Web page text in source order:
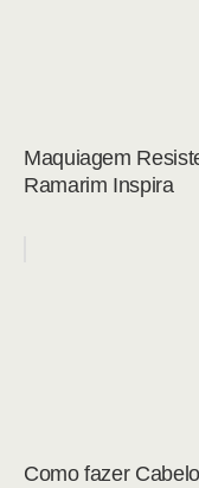
Maquiagem
Ramarim Inspira
Como fazer